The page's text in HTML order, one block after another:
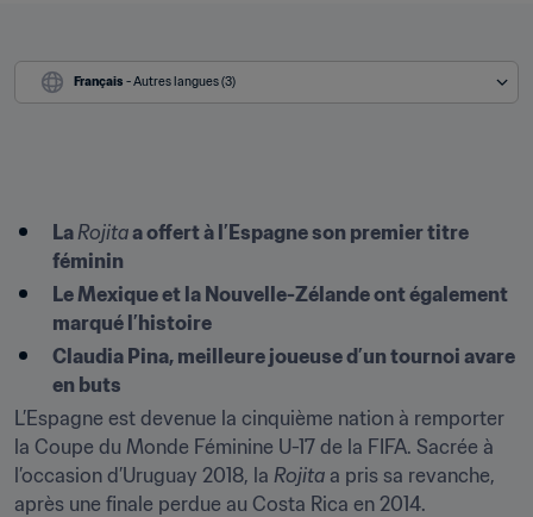
Français - Autres langues (3)
La Rojita a offert à l’Espagne son premier titre
féminin
Le Mexique et la Nouvelle-Zélande ont également
marqué l’histoire
Claudia Pina, meilleure joueuse d’un tournoi avare
en buts
L’Espagne est devenue la cinquième nation à remporter
la Coupe du Monde Féminine U-17 de la FIFA. Sacrée à
l’occasion d’Uruguay 2018, la Rojita a pris sa revanche,
après une finale perdue au Costa Rica en 2014.